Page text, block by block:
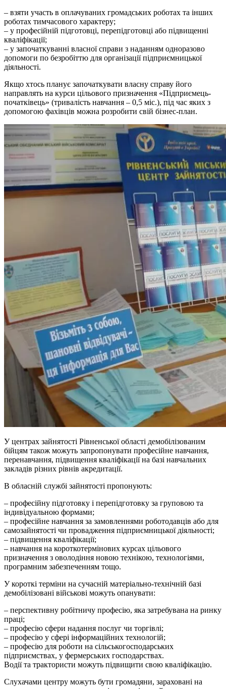
– взяти участь в оплачуваних громадських роботах та інших
роботах тимчасового характеру;
– у професійній підготовці, перепідготовці або підвищенні
кваліфікації;
– у започаткуванні власної справи з наданням одноразово
допомоги по безробіттю для організації підприємницької
діяльності.
Якщо хтось планує започаткувати власну справу його
направлять на курси цільового призначення «Підприємець-
початківець» (тривалість навчання – 0,5 міс.), під час яких з
допомогою фахівців можна розробити свій бізнес-план.
У центрах зайнятості Рівненської області демобілізованим
бійцям також можуть запропонувати професійне навчання,
перенавчання, підвищення кваліфікації на базі навчальних
закладів різних рівнів акредитації.
В обласній службі зайнятості пропонують:
– професійну підготовку і перепідготовку за груповою та
індивідуальною формами;
– професійне навчання за замовленнями роботодавців або для
самозайнятості чи провадження підприємницької діяльності;
– підвищення кваліфікації;
– навчання на короткотермінових курсах цільового
призначення з оволодіння новою технікою, технологіями,
програмним забезпеченням тощо.
У короткі терміни на сучасній матеріально-технічній базі
демобілізовані військові можуть опанувати:
– перспективну робітничу професію, яка затребувана на ринку
праці;
– професію сфери надання послуг чи торгівлі;
– професію у сфері інформаційних технологій;
– професію для роботи на сільськогосподарських
підприємствах, у фермерських господарствах.
Водії та трактористи можуть підвищити свою кваліфікацію.
Слухачами центру можуть бути громадяни, зараховані на